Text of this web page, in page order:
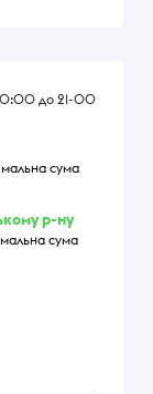
до 21-00
сума
р-ну
сума